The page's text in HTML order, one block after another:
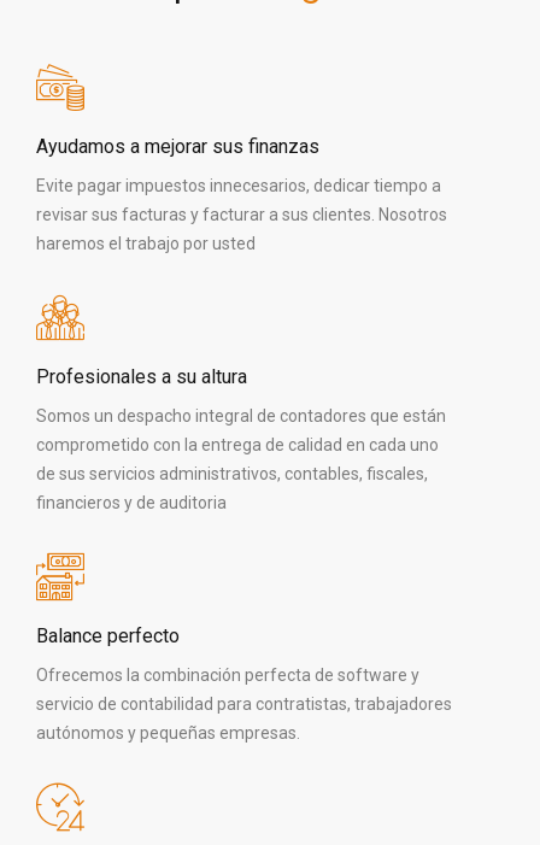
Ayudamos a mejorar sus finanzas
Evite pagar impuestos innecesarios, dedicar tiempo a
revisar sus facturas y facturar a sus clientes. Nosotros
haremos el trabajo por usted
Profesionales a su altura
Somos un despacho integral de contadores que están
comprometido con la entrega de calidad en cada uno
de sus servicios administrativos, contables, fiscales,
financieros y de auditoria
Balance perfecto
Ofrecemos la combinación perfecta de software y
servicio de contabilidad para contratistas, trabajadores
autónomos y pequeñas empresas.